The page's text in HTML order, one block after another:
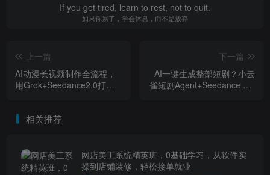
If you get tired, learn to rest, not to quit.
如果你累了，学会休息，而不是放弃
上一篇
AI动漫长视频制作全流程，
用Grok+Seedance2.0打造
下一篇
AI一键生成整部短剧？小云
雀短剧Agent+Seedance 2.0
相关推荐
网店美工系统精英班，0基础学习，从软件实
操到店铺装修，轻松接单就业